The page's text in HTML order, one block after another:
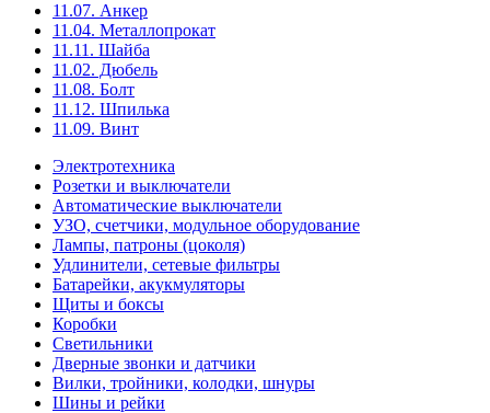
11.07. Анкер
11.04. Металлопрокат
11.11. Шайба
11.02. Дюбель
11.08. Болт
11.12. Шпилька
11.09. Винт
Электротехника
Розетки и выключатели
Автоматические выключатели
УЗО, счетчики, модульное оборудование
Лампы, патроны (цоколя)
Удлинители, сетевые фильтры
Батарейки, акукмуляторы
Щиты и боксы
Коробки
Светильники
Дверные звонки и датчики
Вилки, тройники, колодки, шнуры
Шины и рейки